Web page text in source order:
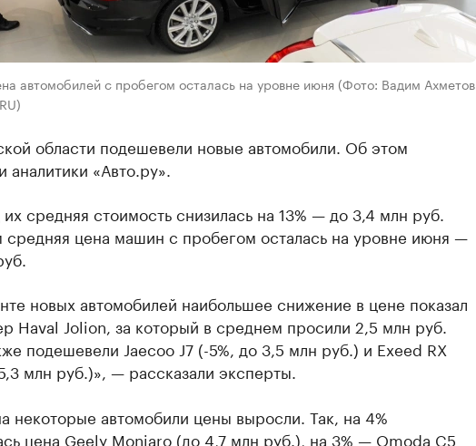
автомобилей с пробегом осталась на уровне июня (Фото: Вадим Ахметов
области подешевели новые автомобили. Об этом
«Авто.ру».
средняя стоимость снизилась на 13% — до 3,4 млн руб.
средняя цена машин с пробегом осталась на уровне июня —
новых автомобилей наибольшее снижение в цене показал
Haval Jolion, за который в среднем просили 2,5 млн руб.
подешевели Jaecoo J7 (-5%, до 3,5 млн руб.) и Exeed RX
млн руб.)», — рассказали эксперты.
некоторые автомобили цены выросли. Так, на 4%
цена Geely Monjaro (до 4,7 млн руб.), на 3% — Omoda C5